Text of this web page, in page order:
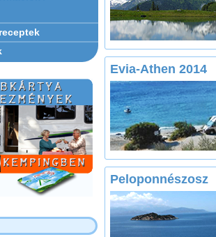
Evia-Athen 2014
Peloponnészosz